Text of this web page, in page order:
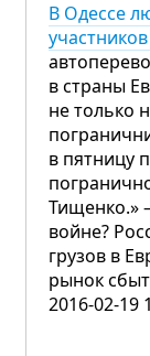
В Одессе
в страны
не только
в пятницу
Тищенко.»
войне?
грузов в
рынок
2016-02-19